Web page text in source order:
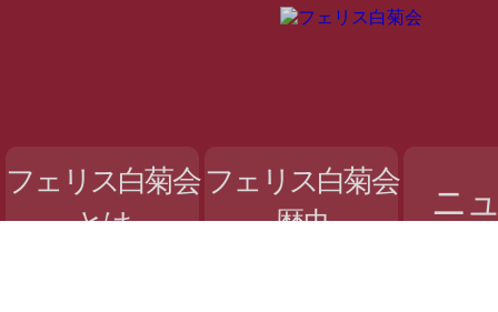
フェリス白菊会
とは
フェリス白菊会
歴史
ニ